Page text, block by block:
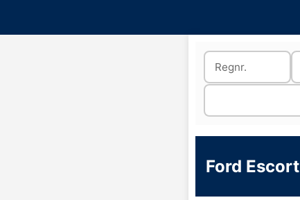
Ford Escort